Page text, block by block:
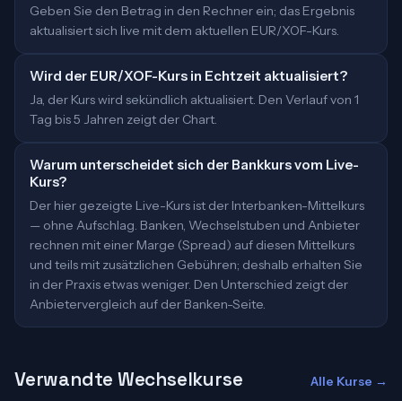
Geben Sie den Betrag in den Rechner ein; das Ergebnis
aktualisiert sich live mit dem aktuellen EUR/XOF-Kurs.
Wird der EUR/XOF-Kurs in Echtzeit aktualisiert?
Ja, der Kurs wird sekündlich aktualisiert. Den Verlauf von 1
Tag bis 5 Jahren zeigt der Chart.
Warum unterscheidet sich der Bankkurs vom Live-
Kurs?
Der hier gezeigte Live-Kurs ist der Interbanken-Mittelkurs
— ohne Aufschlag. Banken, Wechselstuben und Anbieter
rechnen mit einer Marge (Spread) auf diesen Mittelkurs
und teils mit zusätzlichen Gebühren; deshalb erhalten Sie
in der Praxis etwas weniger. Den Unterschied zeigt der
Anbietervergleich auf der Banken-Seite.
Verwandte Wechselkurse Alle Kurse →